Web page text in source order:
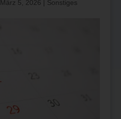
März 5, 2026 Sonstiges